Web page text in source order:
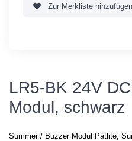
Zur Merkliste hinzufügen
LR5-BK 24V
Modul, schwarz
Summer / Buzzer Modul Patlite,